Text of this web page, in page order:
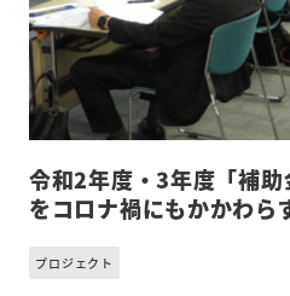
令和2年度・3年度「補助
をコロナ禍にもかかわら
プロジェクト